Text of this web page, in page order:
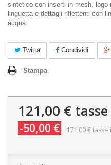
sintetico con inserti in mesh,
linguetta e dettagli riflettenti con
acqua.
Twitta Condividi
Stampa
121,00 €
-50,00 € 171,00 €tasse